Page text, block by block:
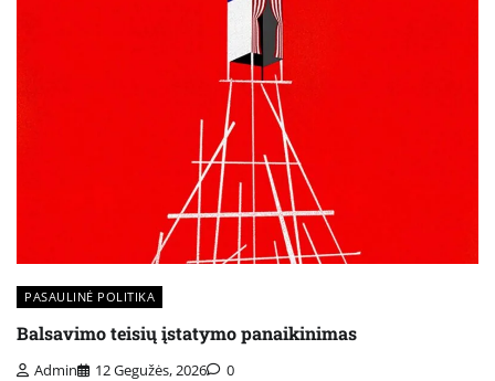
PASAULINĖ POLITIKA
Balsavimo teisių įstatymo panaikinimas
Admin 12 Gegužės, 2026 0